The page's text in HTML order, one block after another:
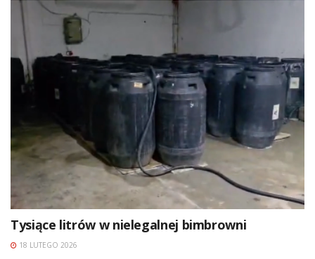
Tysiące litrów w nielegalnej bimbrowni
18 LUTEGO 2026